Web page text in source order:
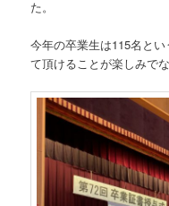
た。
今年の卒業生は115名と
て頂けることが楽しみでな